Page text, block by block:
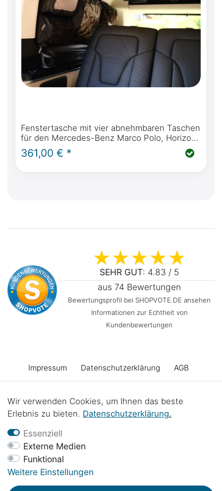
Fenstertasche mit vier abnehmbaren Taschen
für den Mercedes-Benz Marco Polo, Horizon,
Activity, V Klasse W447 & Viano Marco Polo
W639
361,00 € *
SEHR GUT: 4.83 / 5
aus 74 Bewertungen
Bewertungsprofil bei SHOPVOTE.DE ansehen
Informationen zur Echtheit von
Kundenbewertungen
Impressum Daten­schutz­erklärung AGB
Barrierefreiheitserklärung Widerrufs­recht
Vertrag widerrufen
Wir verwenden Cookies, um Ihnen das beste
Erlebnis zu bieten. Daten­schutz­erklärung.
Essenziell
Externe Medien
Funktional
Weitere Einstellungen